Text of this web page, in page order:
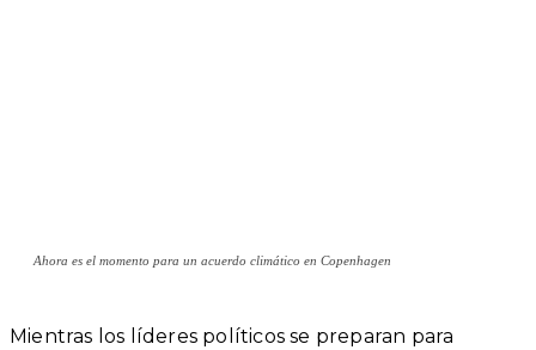
Ahora es el momento para un acuerdo climático en Copenhagen
Mientras los líderes políticos se preparan para